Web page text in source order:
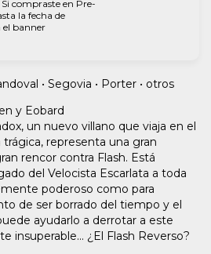
Si compraste en Pre-
la fecha de
el banner
• Segovia • Porter • otros
y Eobard
un nuevo villano que viaja en el
representa una gran
rencor contra Flash. Está
del Velocista Escarlata a toda
poderoso como para
de ser borrado del tiempo y el
ayudarlo a derrotar a este
insuperable... ¿El Flash Reverso?